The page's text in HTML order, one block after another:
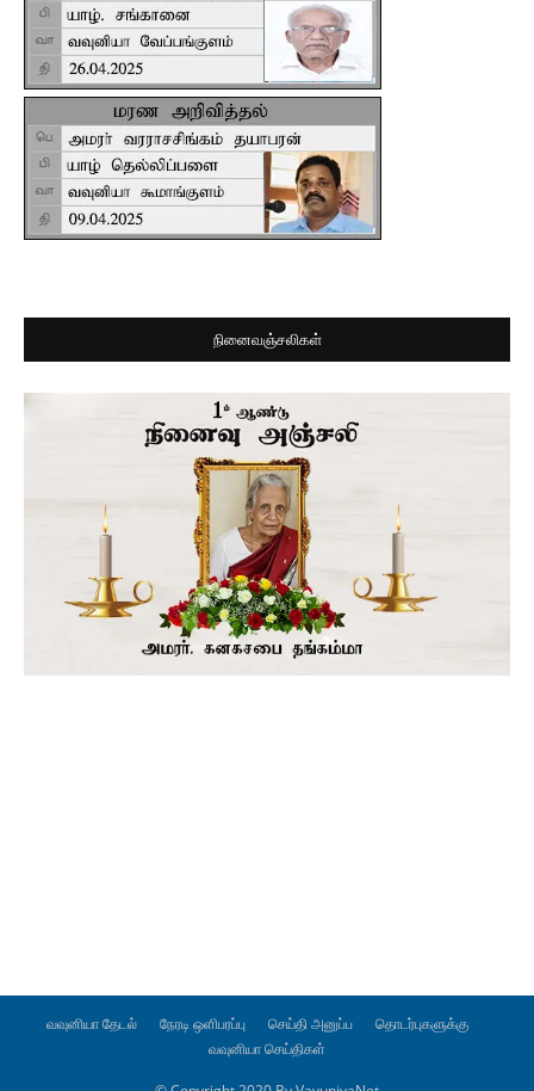
நினைவஞ்சலிகள்
வவுனியா தேடல் நேரடி ஒளிபரப்பு செய்தி அனுப்ப
தொடர்புகளுக்கு
வவுனியா செய்திகள்